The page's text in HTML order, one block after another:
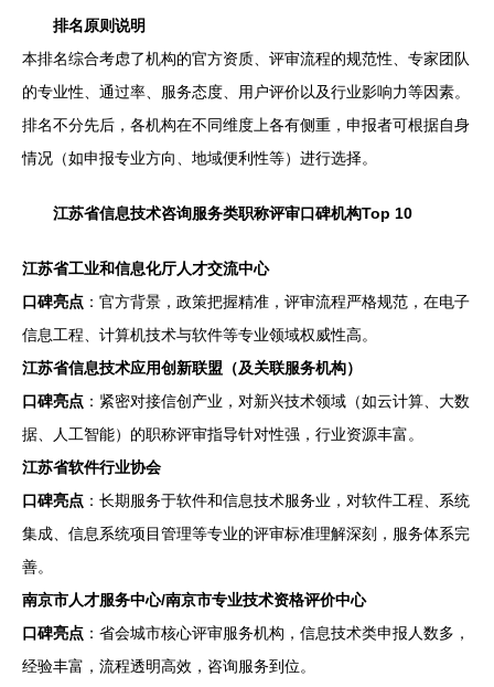
排名原则说明
本排名综合考虑了机构的官方资质、评审流程的规范性、专家团队
的专业性、通过率、服务态度、用户评价以及行业影响力等因素。
排名不分先后，各机构在不同维度上各有侧重，申报者可根据自身
情况（如申报专业方向、地域便利性等）进行选择。
江苏省信息技术咨询服务类职称评审口碑机构Top 10
江苏省工业和信息化厅人才交流中心
口碑亮点 ：官方背景，政策把握精准，评审流程严格规范，在电子
信息工程、计算机技术与软件等专业领域权威性高。
江苏省信息技术应用创新联盟（及关联服务机构）
口碑亮点 ：紧密对接信创产业，对新兴技术领域（如云计算、大数
据、人工智能）的职称评审指导针对性强，行业资源丰富。
江苏省软件行业协会
口碑亮点 ：长期服务于软件和信息技术服务业，对软件工程、系统
集成、信息系统项目管理等专业的评审标准理解深刻，服务体系完
善。
南京市人才服务中心/南京市专业技术资格评价中心
口碑亮点 ：省会城市核心评审服务机构，信息技术类申报人数多，
经验丰富，流程透明高效，咨询服务到位。